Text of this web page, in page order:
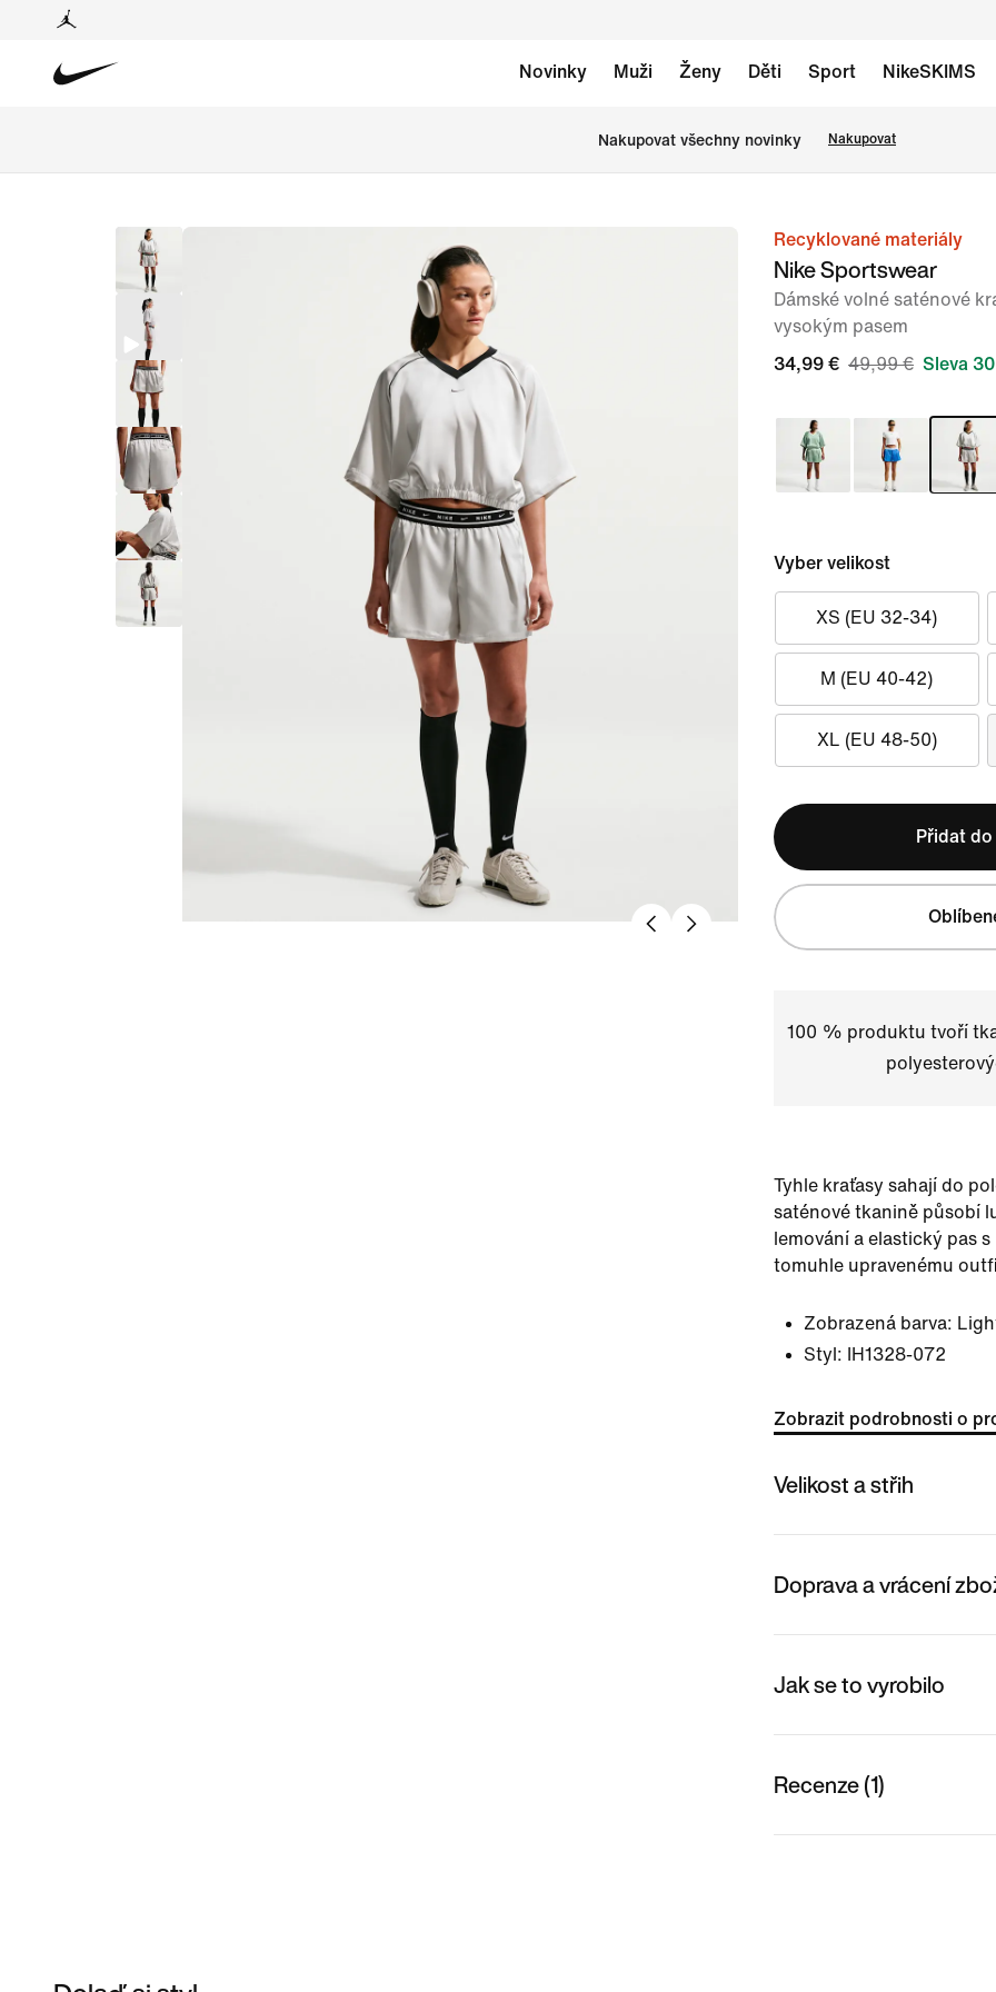
Novinky Muži Ženy Děti Sport NikeSKIMS
Nakupovat všechny novinky Nakupovat
obrázekRecyklované materiály
Nike Sportswear
Dámské volné saténové
vysokým pasem
34,99 € 49,99 € Sleva 30
Vyber velikost
XS (EU 32-34)
M (EU 40-42)
XL (EU 48-50)
Přidat
100 % produktu tvoří
Tyhle kraťasy sahají do
saténové tkanině působí
lemování a elastický pas
tomuhle upravenému
Zobrazená barva:
Styl:
IH1328-072
Zobrazit podrobnosti o
Velikost a střih
Doprava a vrácení
Jak se to vyrobilo
Recenze (1)